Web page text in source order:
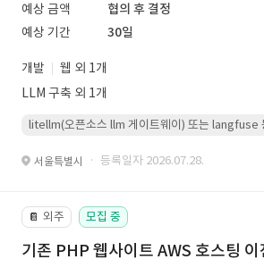
예상 금액
협의 후 결정
예상 기간
30일
개발
웹 외 1개
LLM 구축 외 1개
litellm(오픈소스 llm 게이트웨이) 또는 langfuse
서울특별시 · 등록일자 2026.07.28.
📔 외주 모집 중
기존 PHP 웹사이트 AWS 호스팅 이